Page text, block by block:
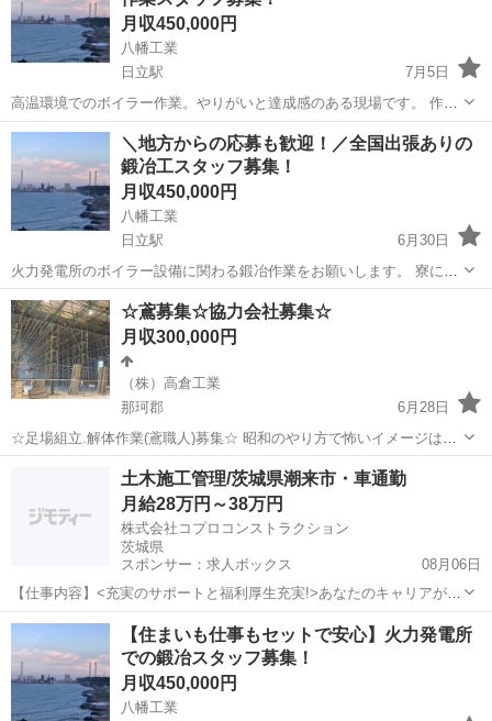
月収450,000円
八幡工業
日立駅
7月5日
高温環境でのボイラー作業。やりがいと達成感のある現場です。 作業
に必要なことは現場で一から教えます。経験ゼロからスタートOK！
寮には朝・夜の食事付き。身ひとつで新しい環境に飛び込めます。 少
しでも興味があれば大歓迎！あなた...
茨城 日立市 日立駅 鳶職
＼地方からの応募も歓迎！／全国出張ありの
鍛冶工スタッフ募集！
月収450,000円
八幡工業
日立駅
6月30日
火力発電所のボイラー設備に関わる鍛冶作業をお願いします。 寮には
朝・夜の食事付き。身ひとつで新しい環境に飛び込めます。 出張先で
は地域の名物を楽しむチャンスも！？ 仕事に対する姿勢を何より重視
しています。ぜひご連絡ください！
茨城 日立市 日立駅 鳶職
☆鳶募集☆協力会社募集☆
月収300,000円
（株）高倉工業
那珂郡
6月28日
☆足場組立.解体作業(鳶職人)募集☆ 昭和のやり方で怖いイメージはあ
りますが今の平成、令和の若い方に寄り添いながら働きたいと思って
ます！ 手に職をつけて働きたい方 建築関係のお仕事に興味のある方
スキルアップして活躍...
鳶職 足場
土木施工管理/茨城県潮来市・車通勤
月給28万円～38万円
株式会社コプロコンストラクション
茨城県
スポンサー：求人ボックス
08月06日
【仕事内容】<充実のサポートと福利厚生充実!>あなたのキャリアが活
かせるお仕事 大手で安心して働ける環境です 40代・50代・60代の方
が活躍されています アピールポイント プロジェクトにて、土木施工管
理業務をお任せします。 造成...
正社員
【住まいも仕事もセットで安心】火力発電所
での鍛冶スタッフ募集！
月収450,000円
八幡工業